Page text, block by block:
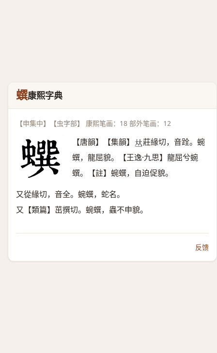
蟤康熙字典
【申集中】【虫字部】 康熙笔画：18 部外笔画：12
【唐韻】【集韻】 𠀤莊緣切，音跧。蜿
蟤，龍屈貌。【王逸·九思】龍屈兮蜿
蟤。【註】蜿蟤，自迫促貌。
又從緣切，音全。蜿蟤，蛇名。
又【類篇】茁撰切。蜿蟤，蟲不申貌。
反馈